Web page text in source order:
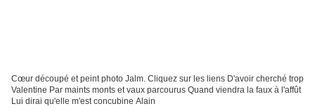
Cœur découpé et peint photo Jalm. Cliquez sur les liens D'avoir cherché trop
Valentine Par maints monts et vaux parcourus Quand viendra la faux à l'affût
Lui dirai qu'elle m'est concubine Alain